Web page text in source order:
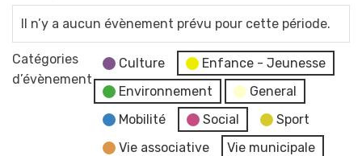
Il n’y a aucun évènement prévu pour cette période.
Catégories
d’évènement
Culture
Enfance - Jeunesse
Environnement
General
Mobilité
Social
Sport
Vie associative
Vie municipale